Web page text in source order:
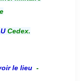
Cedex.
le lieu -